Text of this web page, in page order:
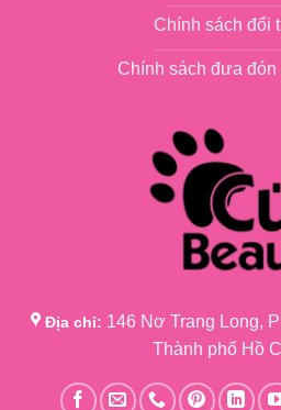
Chính sách đổi
Chính sách đưa đón
Địa chỉ: 146 Nơ Trang Long,
Thành phố Hồ